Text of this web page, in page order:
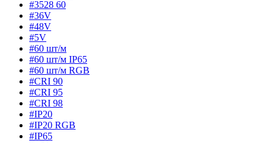
#3528 60
#36V
#48V
#5V
#60 шт/м
#60 шт/м IP65
#60 шт/м RGB
#CRI 90
#CRI 95
#CRI 98
#IP20
#IP20 RGB
#IP65